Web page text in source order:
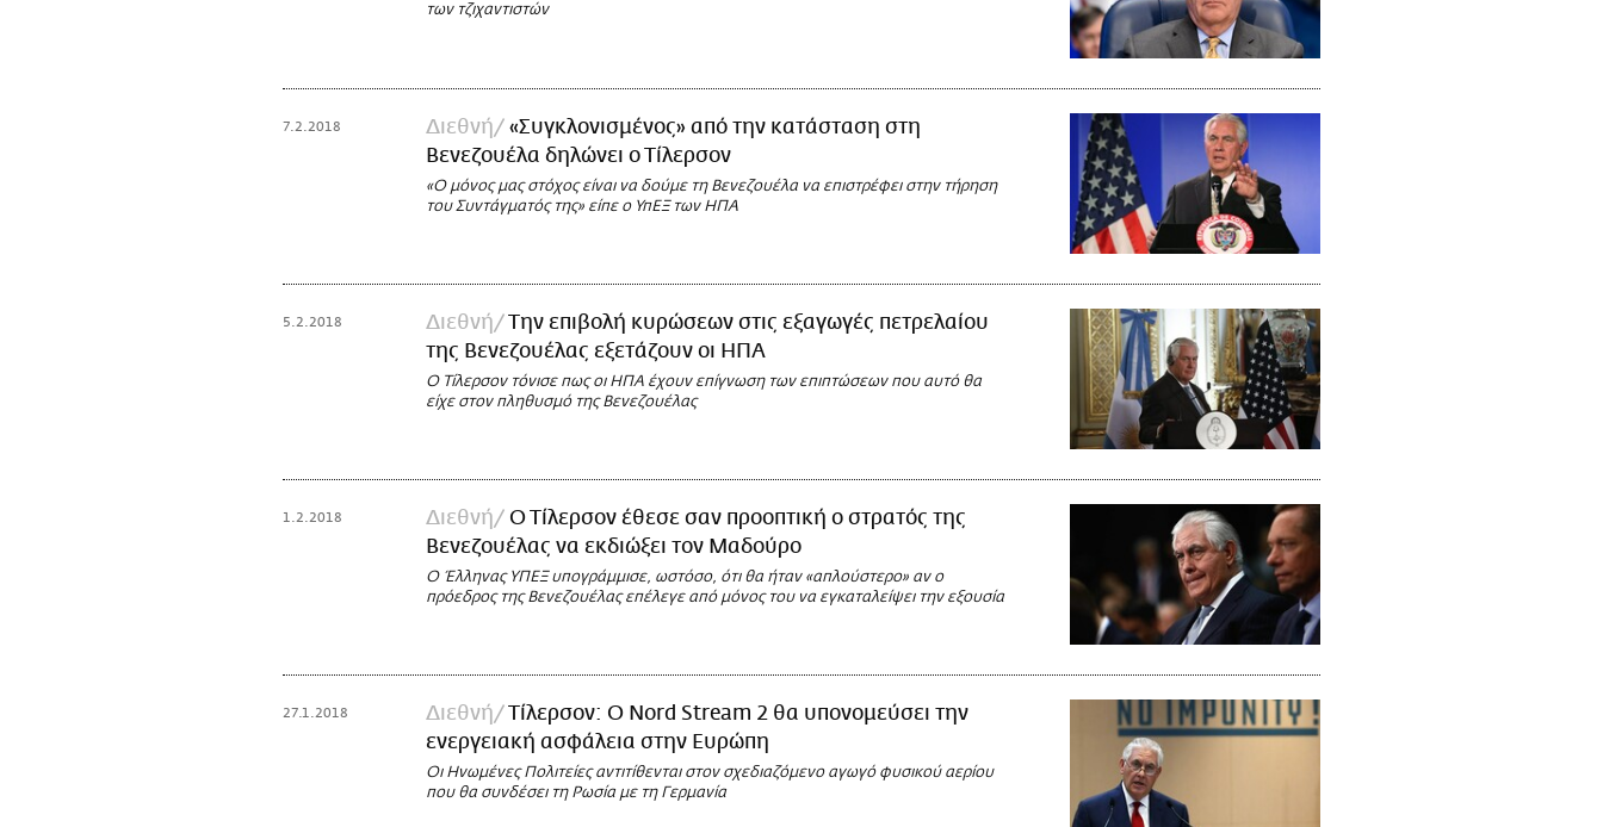
των τζιχαντιστών
7.2.2018 Διεθνή
«Συγκλονισμένος» από την κατάσταση στη
Βενεζουέλα δηλώνει ο Τίλερσον
«Ο μόνος μας στόχος είναι να δούμε τη Βενεζουέλα να επιστρέφει στην τήρηση
του Συντάγματός της» είπε ο ΥπΕΞ των ΗΠΑ
5.2.2018 Διεθνή
Την επιβολή κυρώσεων στις εξαγωγές πετρελαίου
της Βενεζουέλας εξετάζουν οι ΗΠΑ
Ο Τίλερσον τόνισε πως οι ΗΠΑ έχουν επίγνωση των επιπτώσεων που αυτό θα
είχε στον πληθυσμό της Βενεζουέλας
1.2.2018 Διεθνή
Ο Τίλερσον έθεσε σαν προοπτική ο στρατός της
Βενεζουέλας να εκδιώξει τον Μαδούρο
Ο Έλληνας ΥΠΕΞ υπογράμμισε, ωστόσο, ότι θα ήταν «απλούστερο» αν ο
πρόεδρος της Βενεζουέλας επέλεγε από μόνος του να εγκαταλείψει την εξουσία
27.1.2018 Διεθνή
Τίλερσον: Ο Nord Stream 2 θα υπονομεύσει την
ενεργειακή ασφάλεια στην Ευρώπη
Οι Ηνωμένες Πολιτείες αντιτίθενται στον σχεδιαζόμενο αγωγό φυσικού αερίου
που θα συνδέσει τη Ρωσία με τη Γερμανία